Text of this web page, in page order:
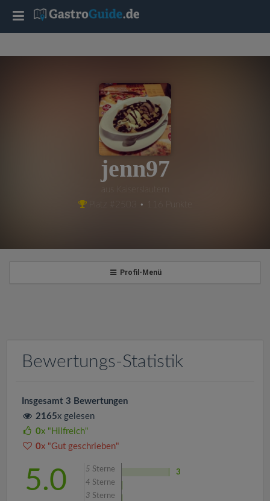
jenn97
Platz #2503 • 116 Punkte
Profil-Menü
Bewertungs-Statistik
Insgesamt 3 Bewertungen
2165x gelesen
0x "Hilfreich"
0x "Gut geschrieben"
5.0 5 Sterne
3
4 Sterne
3 Sterne
T
a
t
i